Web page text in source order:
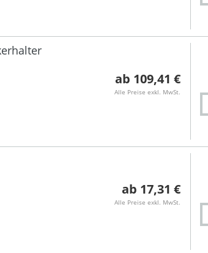
109,41 €
Alle Preise exkl. MwSt.
17,31 €
Alle Preise exkl. MwSt.